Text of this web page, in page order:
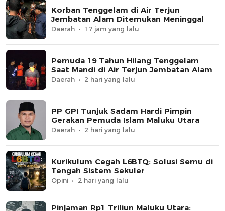
Korban Tenggelam di Air Terjun
Jembatan Alam Ditemukan Meninggal
Daerah 17 jam yang lalu
Pemuda 19 Tahun Hilang Tenggelam
Saat Mandi di Air Terjun Jembatan Alam
Daerah 2 hari yang lalu
PP GPI Tunjuk Sadam Hardi Pimpin
Gerakan Pemuda Islam Maluku Utara
Daerah 2 hari yang lalu
Kurikulum Cegah L6BTQ: Solusi Semu di
Tengah Sistem Sekuler
Opini 2 hari yang lalu
Pinjaman Rp1 Triliun Maluku Utara: